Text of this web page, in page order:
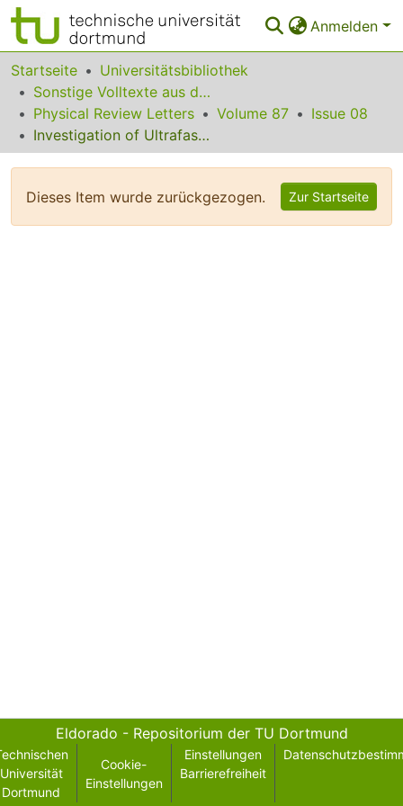
Anmelden
Bereiche & Sammlungen
Das gesamte Repositorium
Statistiken
Startseite
Universitätsbibliothek
Sonstige Volltexte aus dem Bibliotheksangebot
Physical Review Letters
Volume 87
Issue 08
Investigation of Ultrafast Laser-Driven Radiative Blast Waves
Dieses Item wurde zurückgezogen. Zur Startseite
Eldorado - Repositorium der TU Dortmund
Universität
Dortmund
Cookie-
Einstellungen
Einstellungen
Barrierefreiheit